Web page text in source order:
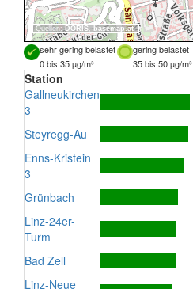
Quellen:DORIS, basemap.at
sehr gering belastet gering belastet
0 bis 35 µg/m³
35 bis 50 µg/m³
Station
Gallneukirchen
3
Steyregg-Au
Enns-Kristein
3
Grünbach
Linz-24er-
Turm
Bad Zell
Linz-Neue